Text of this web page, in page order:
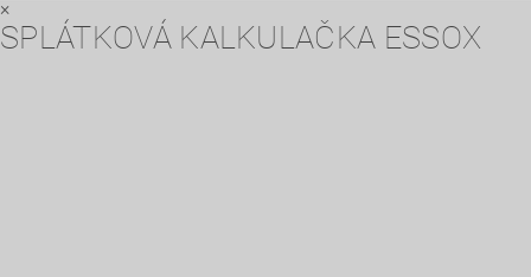
×
SPLÁTKOVÁ KALKULAČKA ESSOX